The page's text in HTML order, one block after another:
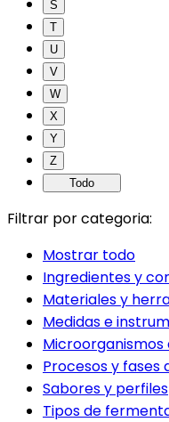
S
T
U
V
W
X
Y
Z
Todo
Filtrar por categoria:
Mostrar todo
Ingredientes y
Materiales y
Medidas e
Procesos y
Sabores y perfiles
Tipos de